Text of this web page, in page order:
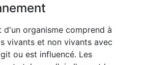
d'un organisme comprend à
vivants et non vivants avec
ou est influencé. Les